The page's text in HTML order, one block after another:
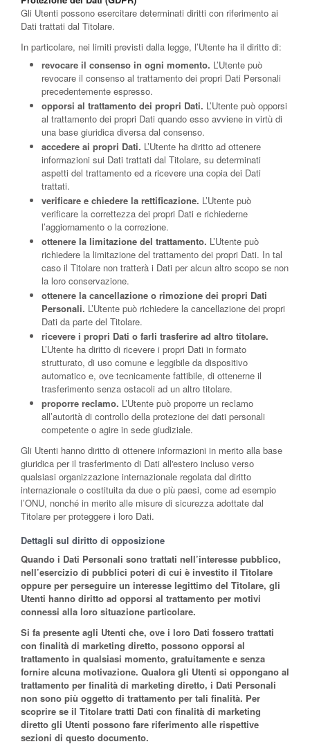
Gli Utenti possono esercitare determinati diritti con riferimento ai
Dati trattati dal Titolare.
In particolare, nei limiti previsti dalla legge, l’Utente ha il diritto di:
revocare il consenso in ogni momento. L’Utente può
revocare il consenso al trattamento dei propri Dati Personali
precedentemente espresso.
opporsi al trattamento dei propri Dati. L’Utente può opporsi
al trattamento dei propri Dati quando esso avviene in virtù di
una base giuridica diversa dal consenso.
accedere ai propri Dati. L’Utente ha diritto ad ottenere
informazioni sui Dati trattati dal Titolare, su determinati
aspetti del trattamento ed a ricevere una copia dei Dati
trattati.
verificare e chiedere la rettificazione. L’Utente può
verificare la correttezza dei propri Dati e richiederne
l’aggiornamento o la correzione.
ottenere la limitazione del trattamento. L’Utente può
richiedere la limitazione del trattamento dei propri Dati. In tal
caso il Titolare non tratterà i Dati per alcun altro scopo se non
la loro conservazione.
ottenere la cancellazione o rimozione dei propri Dati
Personali. L’Utente può richiedere la cancellazione dei propri
Dati da parte del Titolare.
ricevere i propri Dati o farli trasferire ad altro titolare.
L’Utente ha diritto di ricevere i propri Dati in formato
strutturato, di uso comune e leggibile da dispositivo
automatico e, ove tecnicamente fattibile, di ottenerne il
trasferimento senza ostacoli ad un altro titolare.
proporre reclamo. L’Utente può proporre un reclamo
all’autorità di controllo della protezione dei dati personali
competente o agire in sede giudiziale.
Gli Utenti hanno diritto di ottenere informazioni in merito alla base
giuridica per il trasferimento di Dati all'estero incluso verso
qualsiasi organizzazione internazionale regolata dal diritto
internazionale o costituita da due o più paesi, come ad esempio
l’ONU, nonché in merito alle misure di sicurezza adottate dal
Titolare per proteggere i loro Dati.
Dettagli sul diritto di opposizione
Quando i Dati Personali sono trattati nell’interesse pubblico,
nell’esercizio di pubblici poteri di cui è investito il Titolare
oppure per perseguire un interesse legittimo del Titolare, gli
Utenti hanno diritto ad opporsi al trattamento per motivi
connessi alla loro situazione particolare.
Si fa presente agli Utenti che, ove i loro Dati fossero trattati
con finalità di marketing diretto, possono opporsi al
trattamento in qualsiasi momento, gratuitamente e senza
fornire alcuna motivazione. Qualora gli Utenti si oppongano al
trattamento per finalità di marketing diretto, i Dati Personali
non sono più oggetto di trattamento per tali finalità. Per
scoprire se il Titolare tratti Dati con finalità di marketing
diretto gli Utenti possono fare riferimento alle rispettive
sezioni di questo documento.